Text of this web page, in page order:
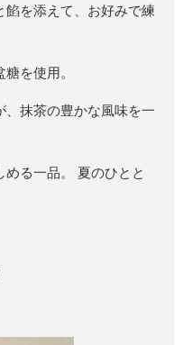
餡を添えて、お好みで練
を使用。
、抹茶の豊かな風味を一
る一品。 夏のひとと